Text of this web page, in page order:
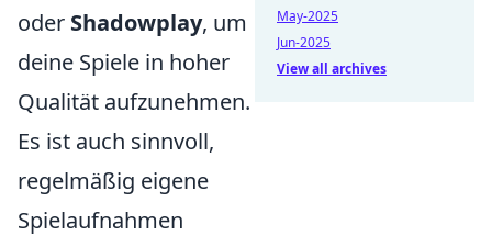
oder Shadowplay, um
deine Spiele in hoher
Qualität aufzunehmen.
Es ist auch sinnvoll,
regelmäßig eigene
Spielaufnahmen
May-2025
Jun-2025
View all archives